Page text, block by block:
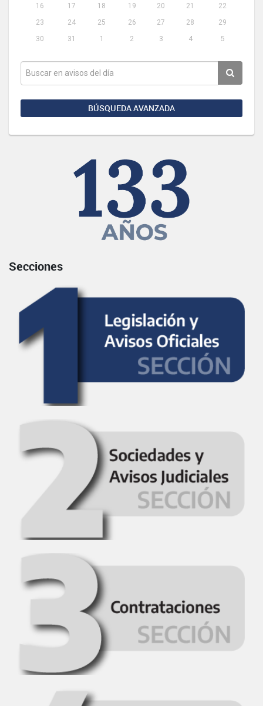
16
17 18 19 20 21
22
23
24 25 26 27 28
29
30
31 1 2 3 4 5
BÚSQUEDA AVANZADA
Secciones